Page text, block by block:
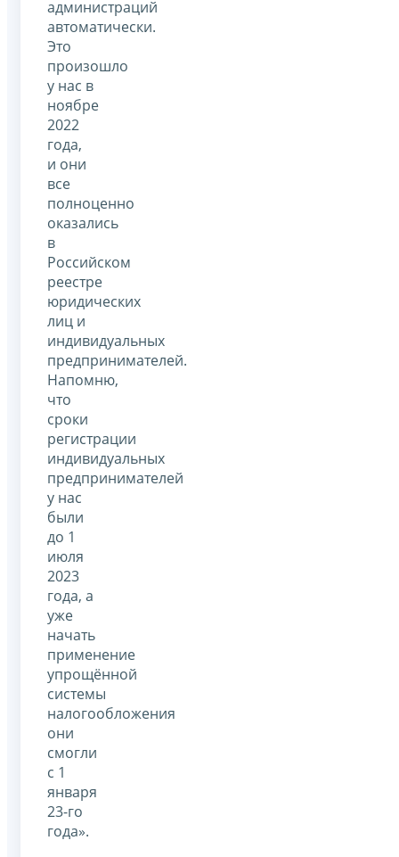
администраций
автоматически.
Это
произошло
у нас в
ноябре
2022
года,
и они
все
полноценно
оказались
в
Российском
реестре
юридических
лиц и
индивидуальных
предпринимателей.
Напомню,
что
сроки
регистрации
индивидуальных
предпринимателей
у нас
были
до 1
июля
2023
года, а
уже
начать
применение
упрощённой
системы
налогообложения
они
смогли
с 1
января
23-го
года».